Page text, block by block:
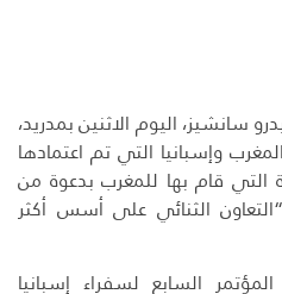
سانشيز، اليوم الاثنين بمدريد،
وإسبانيا التي تم اعتمادها
التي قام بها للمغرب بدعوة من
الثنائي على أسس أكثر
السابع لسفراء إسبانيا